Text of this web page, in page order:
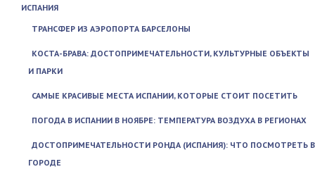
ИСПАНИЯ
ТРАНСФЕР ИЗ АЭРОПОРТА БАРСЕЛОНЫ
КОСТА-БРАВА: ДОСТОПРИМЕЧАТЕЛЬНОСТИ, КУЛЬТУРНЫЕ ОБЪЕКТЫ
И ПАРКИ
САМЫЕ КРАСИВЫЕ МЕСТА ИСПАНИИ, КОТОРЫЕ СТОИТ ПОСЕТИТЬ
ПОГОДА В ИСПАНИИ В НОЯБРЕ: ТЕМПЕРАТУРА ВОЗДУХА В РЕГИОНАХ
ДОСТОПРИМЕЧАТЕЛЬНОСТИ РОНДА (ИСПАНИЯ): ЧТО ПОСМОТРЕТЬ В
ГОРОДЕ